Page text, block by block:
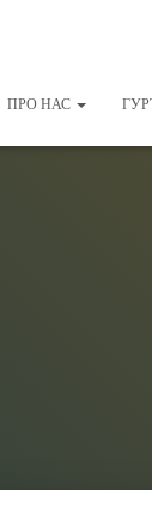
ПРО НАС